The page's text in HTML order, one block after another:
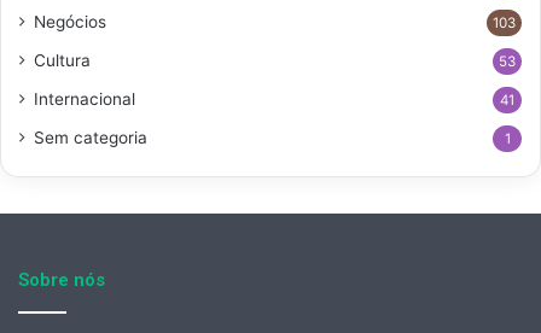
Negócios 103
Cultura 53
Internacional 41
Sem categoria 1
Sobre nós